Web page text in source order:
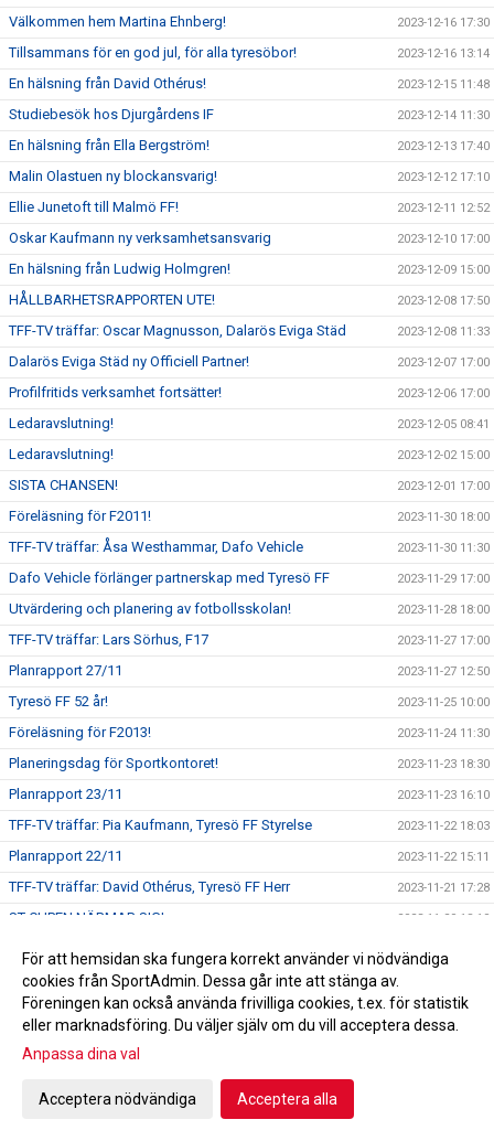
Välkommen hem Martina Ehnberg! 2023-12-16 17:30
Tillsammans för en god jul, för alla tyresöbor! 2023-12-16 13:14
En hälsning från David Othérus! 2023-12-15 11:48
Studiebesök hos Djurgårdens IF 2023-12-14 11:30
En hälsning från Ella Bergström! 2023-12-13 17:40
Malin Olastuen ny blockansvarig! 2023-12-12 17:10
Ellie Junetoft till Malmö FF! 2023-12-11 12:52
Oskar Kaufmann ny verksamhetsansvarig 2023-12-10 17:00
En hälsning från Ludwig Holmgren! 2023-12-09 15:00
HÅLLBARHETSRAPPORTEN UTE! 2023-12-08 17:50
TFF-TV träffar: Oscar Magnusson, Dalarös Eviga Städ 2023-12-08 11:33
Dalarös Eviga Städ ny Officiell Partner! 2023-12-07 17:00
Profilfritids verksamhet fortsätter! 2023-12-06 17:00
Ledaravslutning! 2023-12-05 08:41
Ledaravslutning! 2023-12-02 15:00
SISTA CHANSEN! 2023-12-01 17:00
Föreläsning för F2011! 2023-11-30 18:00
TFF-TV träffar: Åsa Westhammar, Dafo Vehicle 2023-11-30 11:30
Dafo Vehicle förlänger partnerskap med Tyresö FF 2023-11-29 17:00
Utvärdering och planering av fotbollsskolan! 2023-11-28 18:00
TFF-TV träffar: Lars Sörhus, F17 2023-11-27 17:00
Planrapport 27/11 2023-11-27 12:50
Tyresö FF 52 år! 2023-11-25 10:00
Föreläsning för F2013! 2023-11-24 11:30
Planeringsdag för Sportkontoret! 2023-11-23 18:30
Planrapport 23/11 2023-11-23 16:10
TFF-TV träffar: Pia Kaufmann, Tyresö FF Styrelse 2023-11-22 18:03
Planrapport 22/11 2023-11-22 15:11
TFF-TV träffar: David Othérus, Tyresö FF Herr 2023-11-21 17:28
ST-CUPEN NÄRMAR SIG! 2023-11-20 18:10
Ledaravslutning 2023-11-19 18:00
En rödgul jul!
TACK! 2023-11-17 13:22
Emilia Ågren och Tuva Swanberg till distriktslagssamlingen!
För att hemsidan ska fungera korrekt använder vi nödvändiga
cookies från SportAdmin. Dessa går inte att stänga av.
Föreningen kan också använda frivilliga cookies, t.ex. för statistik
eller marknadsföring. Du väljer själv om du vill acceptera dessa.
Anpassa dina val
Acceptera nödvändiga Acceptera alla